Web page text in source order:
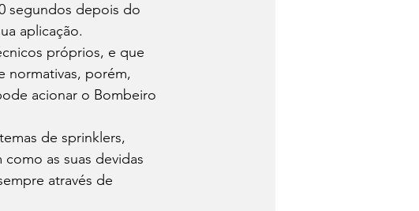
segundos depois do
aplicação.
próprios, e que
normativas, porém,
acionar o Bombeiro
de sprinklers,
as suas devidas
através de